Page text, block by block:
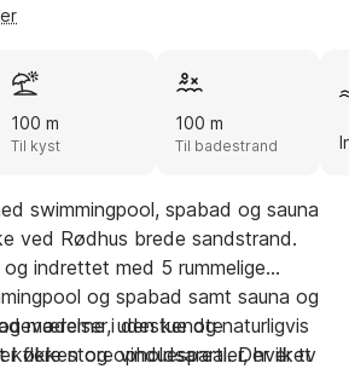
100 m
Til kyst
100 m
Til badestrand
swimmingpool, spabad og sauna
ved Rødhus brede sandstrand.
indrettet med 5 rummelige
og spabad samt sauna og
udestue og naturligvis
køkken og opholdsareal. Der er tv
moderne i den kendte
flere store vinduespartier, hvilket